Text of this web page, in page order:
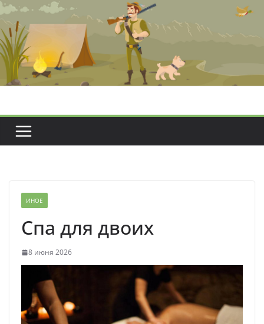
Перейти
содержимому
ИНОЕ
Спа для двоих
8 июня 2026